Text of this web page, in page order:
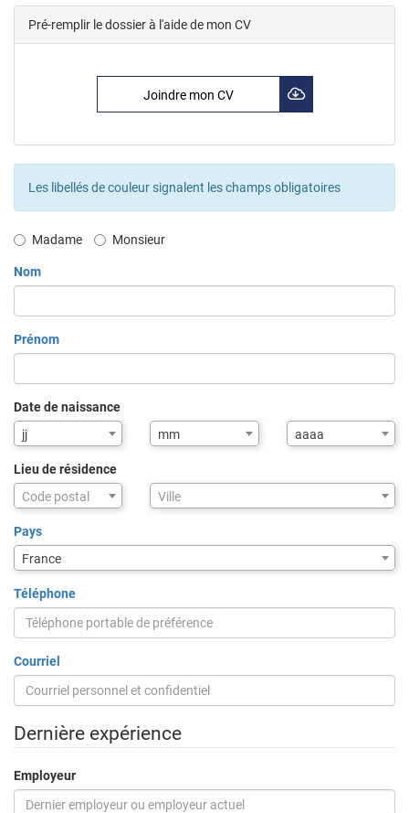
Pré-remplir le dossier à l'aide de mon CV
Joindre mon CV
Les libellés de couleur signalent les champs obligatoires
CivilitéMadame Monsieur
Nom
Prénom
Date de naissance
jj
mm aaaa
Lieu de résidence
Assistance
de
saisie
pour
la
via
code
postal
Code postal Ville
Pays
France
Téléphone
Courriel
Dernière expérience
Employeur